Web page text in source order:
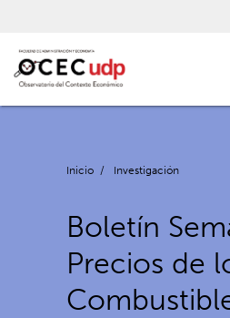
Inicio / Investigación
Boletín
Precios de